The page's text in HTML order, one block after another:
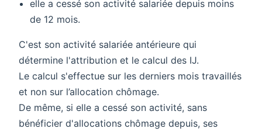
elle a cessé son activité salariée depuis moins
de 12 mois.
C'est son activité salariée antérieure qui
détermine l'attribution et le calcul des IJ.
Le calcul s'effectue sur les derniers mois travaillés
et non sur l’allocation chômage.
De même, si elle a cessé son activité, sans
bénéficier d'allocations chômage depuis, ses